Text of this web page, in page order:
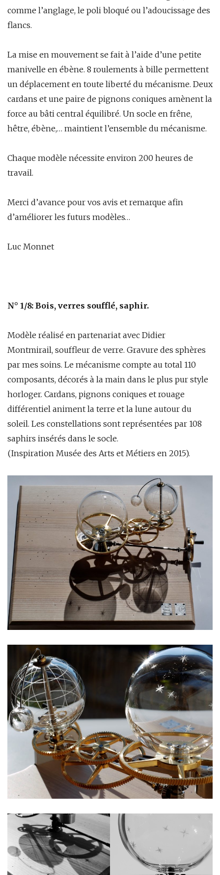
comme l’anglage, le poli bloqué ou l’adoucissage des
flancs.
La mise en mouvement se fait à l’aide d’une petite
manivelle en ébène. 8 roulements à bille permettent
un déplacement en toute liberté du mécanisme. Deux
cardans et une paire de pignons coniques amènent la
force au bâti central équilibré. Un socle en frêne,
hêtre, ébène,… maintient l’ensemble du mécanisme.
Chaque modèle nécessite environ 200 heures de
travail.
Merci d’avance pour vos avis et remarque afin
d’améliorer les futurs modèles…
Luc Monnet
N° 1/8: Bois, verres soufflé, saphir.
Modèle réalisé en partenariat avec Didier
Montmirail, souffleur de verre. Gravure des sphères
par mes soins. Le mécanisme compte au total 110
composants, décorés à la main dans le plus pur style
horloger. Cardans, pignons coniques et rouage
différentiel animent la terre et la lune autour du
soleil. Les constellations sont représentées par 108
saphirs insérés dans le socle.
(Inspiration Musée des Arts et Métiers en 2015).